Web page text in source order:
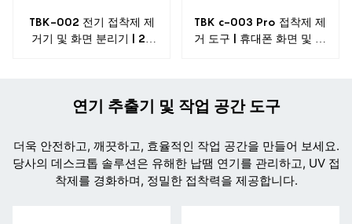
TBK-002 전기 접착제 제
거기 및 화면 분리기 | 2-
TBK c-003 Pro 접착제 제
거 도구 | 휴대폰 화면 및 프
연기 추출기 및 작업 공간 도구
더욱 안전하고, 깨끗하고, 효율적인 작업 공간을 만들어 보세요.
당사의 데스크톱 솔루션은 유해한 납땜 연기를 관리하고, UV 접
착제를 경화하며, 정밀한 접착력을 제공합니다.